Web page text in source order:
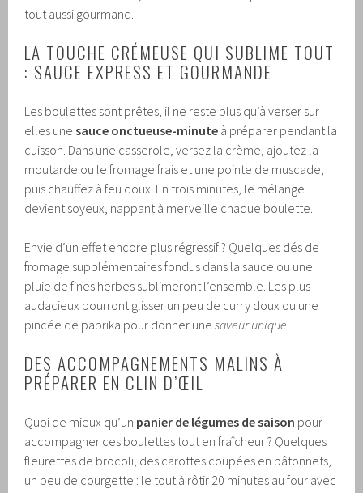
tout aussi gourmand.
LA TOUCHE CRÉMEUSE QUI SUBLIME TOUT
: SAUCE EXPRESS ET GOURMANDE
Les boulettes sont prêtes, il ne reste plus qu’à verser sur
elles unesauce onctueuse-minute à préparer pendant la
cuisson. Dans une casserole, versez la crème, ajoutez la
moutarde ou le fromage frais et une pointe de muscade,
puis chauffez à feu doux. En trois minutes, le mélange
devient soyeux, nappant à merveille chaque boulette.
Envie d’un effet encore plus régressif ? Quelques dés de
fromage supplémentaires fondus dans la sauce ou une
pluie de fines herbes sublimeront l’ensemble. Les plus
audacieux pourront glisser un peu de curry doux ou une
pincée de paprika pour donner unesaveur unique.
DES ACCOMPAGNEMENTS MALINS À
PRÉPARER EN CLIN D’ŒIL
Quoi de mieux qu’un panier de légumes de saison pour
accompagner ces boulettes tout en fraîcheur ? Quelques
fleurettes de brocoli, des carottes coupées en bâtonnets,
un peu de courgette : le tout à rôtir 20 minutes au four avec